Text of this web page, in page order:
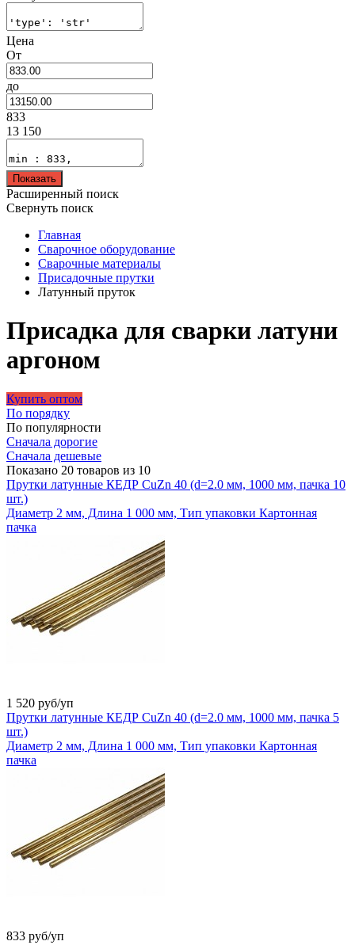
Цена
От
до
833
13 150
Показать
Расширенный поиск
Свернуть поиск
Главная
Сварочное оборудование
Сварочные материалы
Присадочные прутки
Латунный пруток
Присадка для сварки латуни
аргоном
Купить оптом
По порядку
По популярности
Сначала дорогие
Сначала дешевые
Показано 20 товаров из 10
Прутки латунные КЕДР CuZn 40 (d=2.0 мм, 1000 мм, пачка 10
шт.)
Диаметр 2 мм, Длина 1 000 мм, Тип упаковки Картонная
пачка
1 520 руб/уп
Прутки латунные КЕДР CuZn 40 (d=2.0 мм, 1000 мм, пачка 5
шт.)
Диаметр 2 мм, Длина 1 000 мм, Тип упаковки Картонная
пачка
833 руб/уп